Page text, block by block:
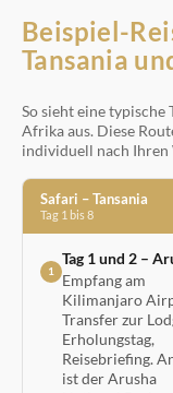
Beispiel-
Tansania
So sieht eine typische
Afrika aus. Diese
individuell nach Ihren
Safari – Tansania
Tag 1 bis 8
1
Tag 1 und 2 –
Empfang am
Kilimanjaro
Transfer zur
Erholungstag,
Reisebriefing.
ist der Arusha